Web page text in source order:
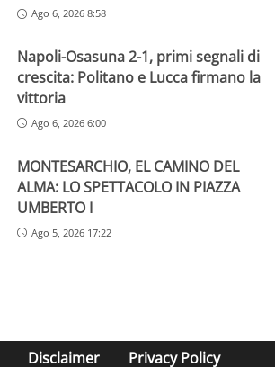
Ago 6, 2026 8:58
Napoli-Osasuna 2-1, primi segnali di
crescita: Politano e Lucca firmano la
vittoria
Ago 6, 2026 6:00
MONTESARCHIO, EL CAMINO DEL
ALMA: LO SPETTACOLO IN PIAZZA
UMBERTO I
Ago 5, 2026 17:22
Disclaimer Privacy Policy